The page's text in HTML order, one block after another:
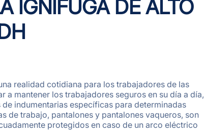
IGNÍFUGA DE ALTO
realidad cotidiana para los trabajadores de las
mantener los trabajadores seguros en su día a día,
indumentarias específicas para determinadas
de trabajo, pantalones y pantalones vaqueros, son
protegidos en caso de un arco eléctrico